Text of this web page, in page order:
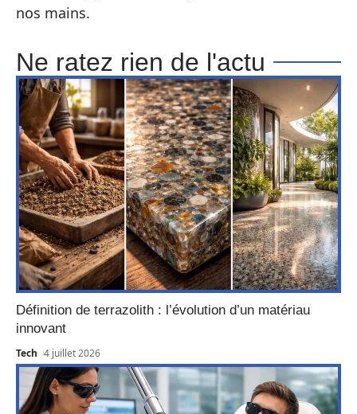
nos mains.
Ne ratez rien de l'actu
Définition de terrazolith : l’évolution d’un matériau
innovant
Tech 4 juillet 2026